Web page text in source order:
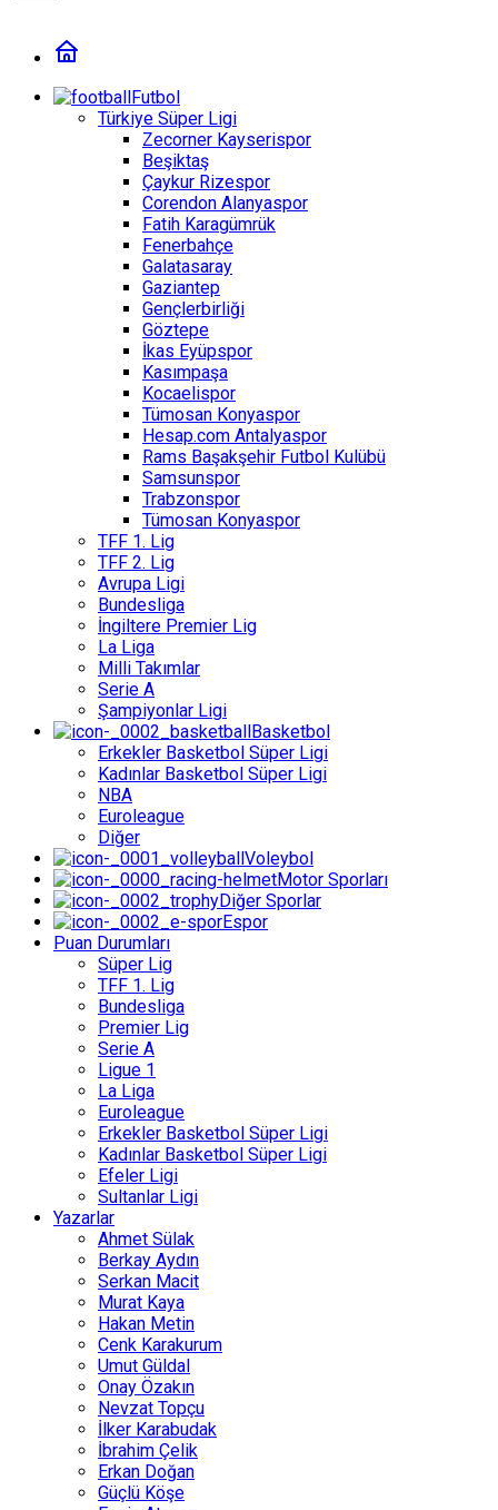
Futbol
Türkiye Süper Ligi
Zecorner Kayserispor
Beşiktaş
Çaykur Rizespor
Corendon Alanyaspor
Fatih Karagümrük
Fenerbahçe
Galatasaray
Gaziantep
Gençlerbirliği
Göztepe
İkas Eyüpspor
Kasımpaşa
Kocaelispor
Tümosan Konyaspor
Hesap.com Antalyaspor
Rams Başakşehir Futbol Kulübü
Samsunspor
Trabzonspor
Tümosan Konyaspor
TFF 1. Lig
TFF 2. Lig
Avrupa Ligi
Bundesliga
İngiltere Premier Lig
La Liga
Milli Takımlar
Serie A
Şampiyonlar Ligi
Basketbol
Erkekler Basketbol Süper Ligi
Kadınlar Basketbol Süper Ligi
NBA
Euroleague
Diğer
Voleybol
Motor Sporları
Diğer Sporlar
Espor
Puan Durumları
Süper Lig
TFF 1. Lig
Bundesliga
Premier Lig
Serie A
Ligue 1
La Liga
Euroleague
Erkekler Basketbol Süper Ligi
Kadınlar Basketbol Süper Ligi
Efeler Ligi
Sultanlar Ligi
Yazarlar
Ahmet Sülak
Berkay Aydın
Serkan Macit
Murat Kaya
Hakan Metin
Cenk Karakurum
Umut Güldal
Onay Özakın
Nevzat Topçu
İlker Karabudak
İbrahim Çelik
Erkan Doğan
Güçlü Köşe